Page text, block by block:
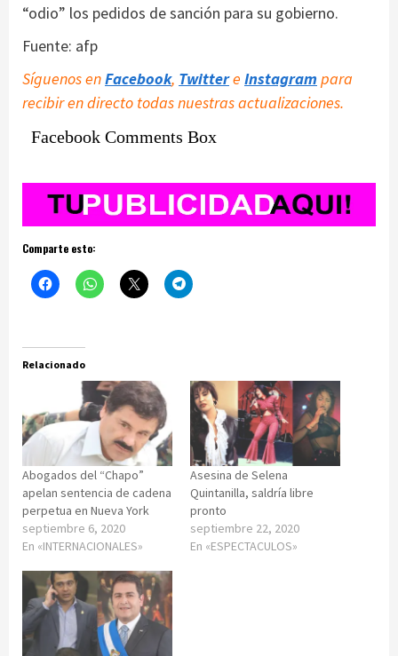
“odio” los pedidos de sanción para su gobierno.
Fuente: afp
Síguenos enFacebook, Twittere Instagram para
recibir en directo todas nuestras actualizaciones.
Facebook Comments Box
Comparte esto:
Relacionado
Abogados del “Chapo”
apelan sentencia de cadena
perpetua en Nueva York
septiembre 6, 2020
En «INTERNACIONALES»
Asesina de Selena
Quintanilla, saldría libre
pronto
septiembre 22, 2020
En «ESPECTACULOS»